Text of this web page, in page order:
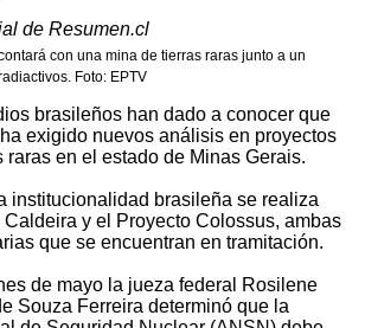
de Resumen.cl
con una mina de tierras raras junto a un
Foto: EPTV
brasileños han dado a conocer que
exigido nuevos análisis en proyectos
raras en el estado de Minas Gerais.
institucionalidad brasileña se realiza
y el Proyecto Colossus, ambas
que se encuentran en tramitación.
de mayo la jueza federal Rosilene
Souza Ferreira determinó que la